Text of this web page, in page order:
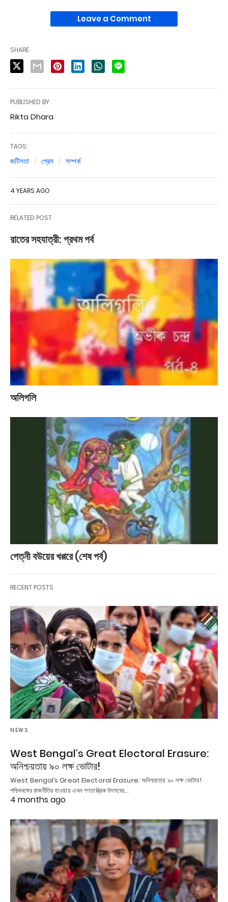
Leave a Comment
SHARE
PUBLISHED BY
Rikta Dhara
TAGS:
জটিলতা প্রেম সম্পর্ক
4 YEARS AGO
RELATED POST
রাতের সহযাত্রী: প্রথম পর্ব
অলিগলি
পেত্নী বউয়ের খপ্পরে (শেষ পর্ব)
RECENT POSTS
NEWS
West Bengal’s Great Electoral Erasure:
অনিশ্চয়তায় ৯০ লক্ষ ভোটার!
West Bengal’s Great Electoral Erasure: অনিশ্চয়তায় ৯০ লক্ষ ভোটার!
পশ্চিমবঙ্গের রাজনীতির হাওয়ায় এখন গণতান্ত্রিক উৎসবের…
4 months ago